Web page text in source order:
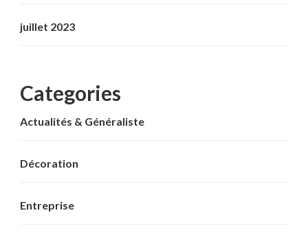
juillet 2023
Categories
Actualités & Généraliste
Décoration
Entreprise